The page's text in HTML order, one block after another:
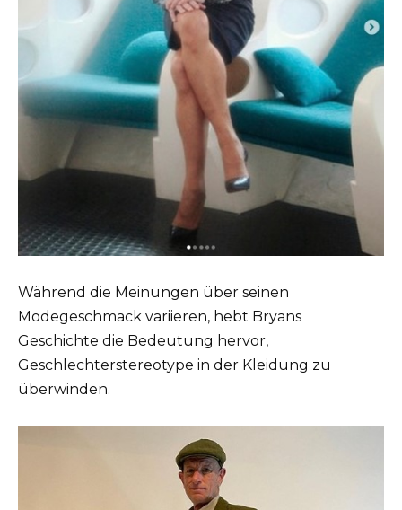
Während die Meinungen über seinen
Modegeschmack variieren, hebt Bryans
Geschichte die Bedeutung hervor,
Geschlechterstereotype in der Kleidung zu
überwinden.